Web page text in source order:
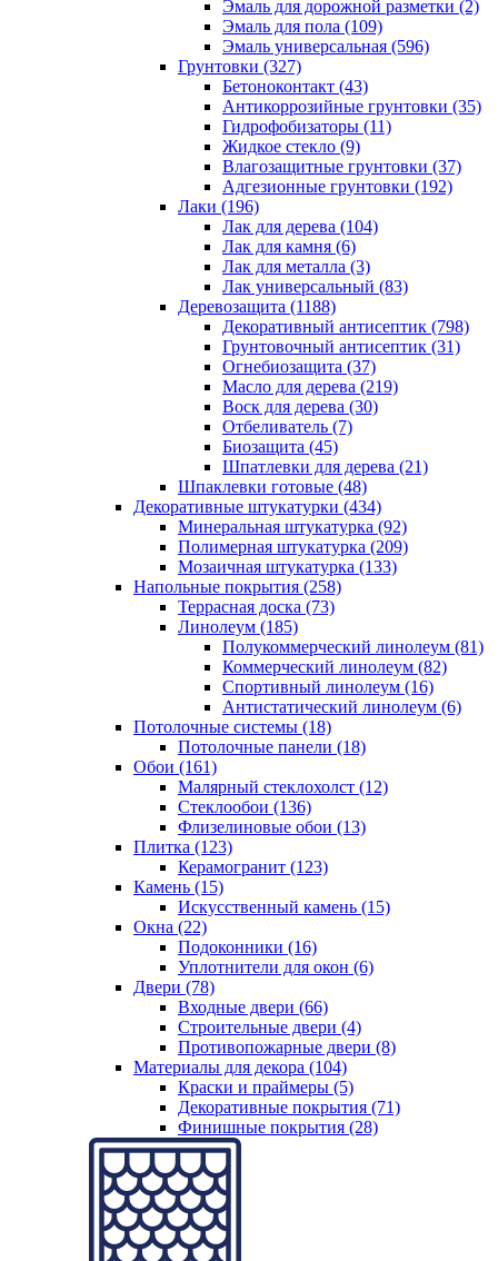
Эмаль для дорожной разметки (2)
Эмаль для пола (109)
Эмаль универсальная (596)
Грунтовки (327)
Бетоноконтакт (43)
Антикоррозийные грунтовки (35)
Гидрофобизаторы (11)
Жидкое стекло (9)
Влагозащитные грунтовки (37)
Адгезионные грунтовки (192)
Лаки (196)
Лак для дерева (104)
Лак для камня (6)
Лак для металла (3)
Лак универсальный (83)
Деревозащита (1188)
Декоративный антисептик (798)
Грунтовочный антисептик (31)
Огнебиозащита (37)
Масло для дерева (219)
Воск для дерева (30)
Отбеливатель (7)
Биозащита (45)
Шпатлевки для дерева (21)
Шпаклевки готовые (48)
Декоративные штукатурки (434)
Минеральная штукатурка (92)
Полимерная штукатурка (209)
Мозаичная штукатурка (133)
Напольные покрытия (258)
Террасная доска (73)
Линолеум (185)
Полукоммерческий линолеум (81)
Коммерческий линолеум (82)
Спортивный линолеум (16)
Антистатический линолеум (6)
Потолочные системы (18)
Потолочные панели (18)
Обои (161)
Малярный стеклохолст (12)
Стеклообои (136)
Флизелиновые обои (13)
Плитка (123)
Керамогранит (123)
Камень (15)
Искусственный камень (15)
Окна (22)
Подоконники (16)
Уплотнители для окон (6)
Двери (78)
Входные двери (66)
Строительные двери (4)
Противопожарные двери (8)
Материалы для декора (104)
Краски и праймеры (5)
Декоративные покрытия (71)
Финишные покрытия (28)